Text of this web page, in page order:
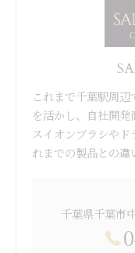
これまで千葉駅周
を活かし、自社開
スイオンブラシや
れまでの製品との違
千葉県千葉市